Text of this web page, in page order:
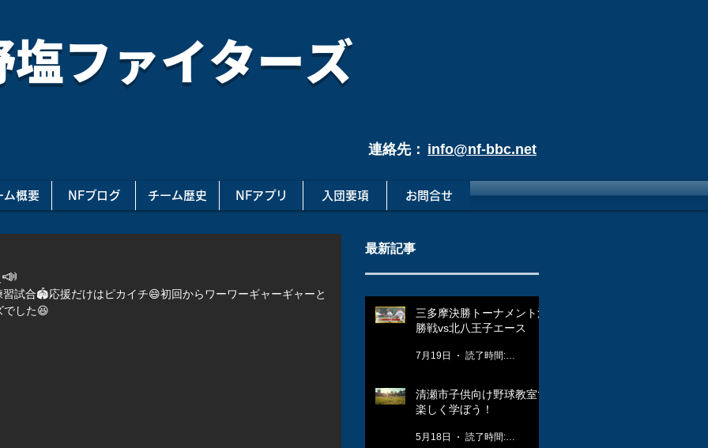
塩ファイターズ
連絡先： info@nf-bbc.net
ム概要 NFブログ チーム歴史 NFアプリ 入団要項 お問合せ
試合🏟️応援だけはピカイチ😄初回からワーワーギャーギャーと
でした😆
最新記事
三多摩決勝トーナメント決
勝戦vs北八王子エース
7月19日
清瀬市子供向け野球教室で
楽しく学ぼう！
5月18日